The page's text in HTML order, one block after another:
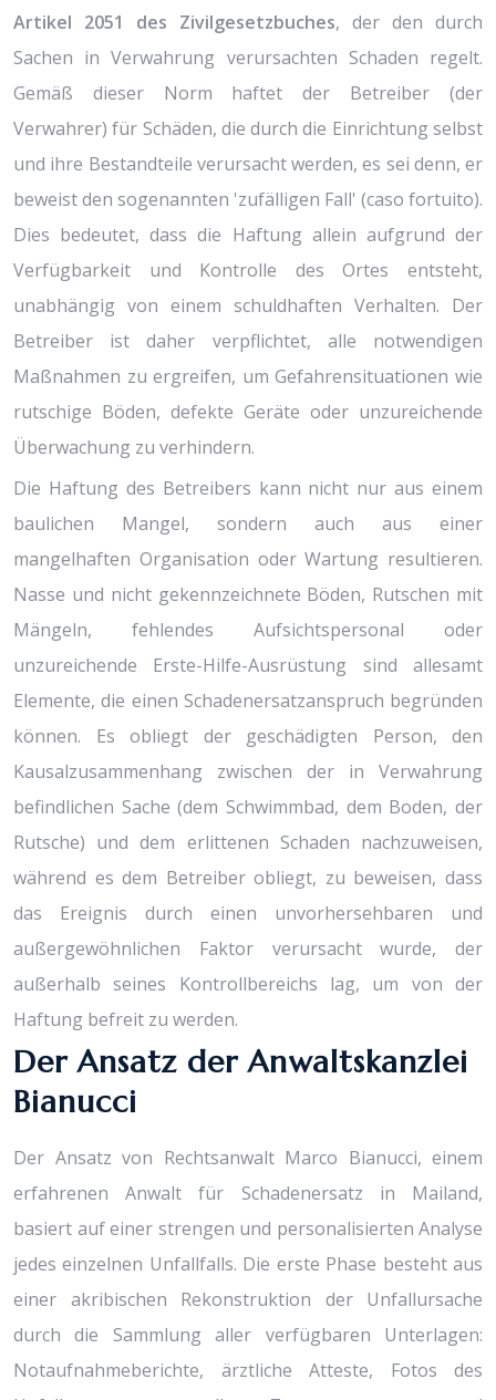
Artikel 2051 des Zivilgesetzbuches, der den durch
Sachen in Verwahrung verursachten Schaden regelt.
Gemäß dieser Norm haftet der Betreiber (der
Verwahrer) für Schäden, die durch die Einrichtung selbst
und ihre Bestandteile verursacht werden, es sei denn, er
beweist den sogenannten 'zufälligen Fall' (caso fortuito).
Dies bedeutet, dass die Haftung allein aufgrund der
Verfügbarkeit und Kontrolle des Ortes entsteht,
unabhängig von einem schuldhaften Verhalten. Der
Betreiber ist daher verpflichtet, alle notwendigen
Maßnahmen zu ergreifen, um Gefahrensituationen wie
rutschige Böden, defekte Geräte oder unzureichende
Überwachung zu verhindern.
Die Haftung des Betreibers kann nicht nur aus einem
baulichen Mangel, sondern auch aus einer
mangelhaften Organisation oder Wartung resultieren.
Nasse und nicht gekennzeichnete Böden, Rutschen mit
Mängeln, fehlendes Aufsichtspersonal oder
unzureichende Erste-Hilfe-Ausrüstung sind allesamt
Elemente, die einen Schadenersatzanspruch begründen
können. Es obliegt der geschädigten Person, den
Kausalzusammenhang zwischen der in Verwahrung
befindlichen Sache (dem Schwimmbad, dem Boden, der
Rutsche) und dem erlittenen Schaden nachzuweisen,
während es dem Betreiber obliegt, zu beweisen, dass
das Ereignis durch einen unvorhersehbaren und
außergewöhnlichen Faktor verursacht wurde, der
außerhalb seines Kontrollbereichs lag, um von der
Haftung befreit zu werden.
Der Ansatz der Anwaltskanzlei
Bianucci
Der Ansatz von Rechtsanwalt Marco Bianucci, einem
erfahrenen Anwalt für Schadenersatz in Mailand,
basiert auf einer strengen und personalisierten Analyse
jedes einzelnen Unfallfalls. Die erste Phase besteht aus
einer akribischen Rekonstruktion der Unfallursache
durch die Sammlung aller verfügbaren Unterlagen:
Notaufnahmeberichte, ärztliche Atteste, Fotos des